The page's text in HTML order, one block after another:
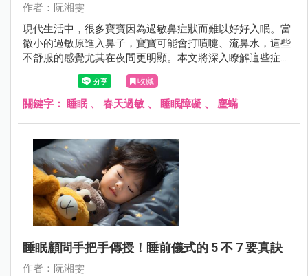
作者：阮湘雯
現代生活中，很多寶寶因為過敏鼻症狀而難以好好入眠。當
微小的過敏原進入鼻子，寶寶可能會打噴嚏、流鼻水，這些
不舒服的感覺尤其在夜間更明顯。本文將深入瞭解這些症狀
如何影響寶寶的睡眠，特別聚焦在塵蟎、花粉、黴菌和寵物
皮屑等過敏源。除了指出問題外，我們還提供了一些建議，
包括清潔環境、挑選合適的寢具，以及科學的防護方法，有
過敏問題的同時，要注重培養良好的睡眠習慣，讓寶寶能夠
在安心的環境中快樂長大。
收藏
關鍵字： 睡眠、 春天過敏 、 睡眠障礙 、 塵蟎
睡眠顧問手把手傳授！睡前儀式的 5 不 7 要真訣
作者：阮湘雯